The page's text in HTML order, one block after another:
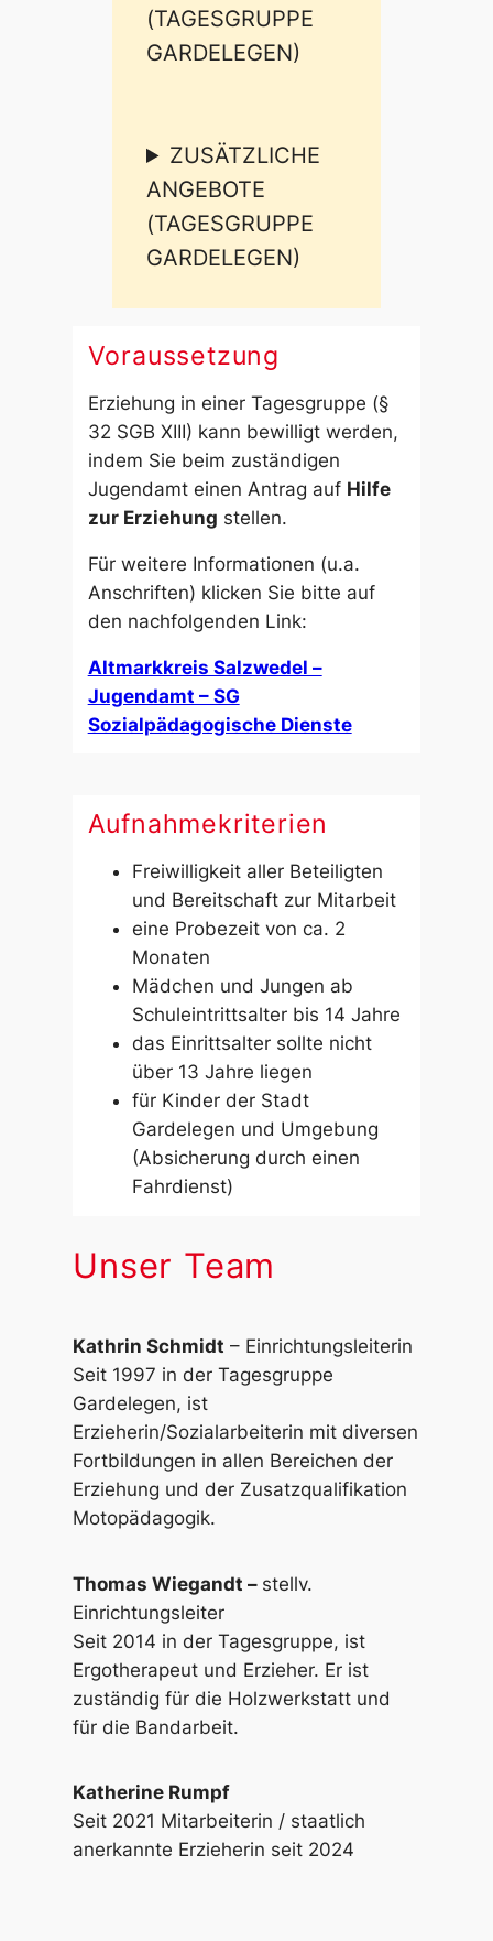
(TAGESGRUPPE
GARDELEGEN)
ZUSÄTZLICHE
ANGEBOTE
(TAGESGRUPPE
GARDELEGEN)
Voraussetzung
Erziehung in einer Tagesgruppe (§
32 SGB XIII) kann bewilligt werden,
indem Sie beim zuständigen
Jugendamt einen Antrag auf Hilfe
zur Erziehung stellen.
Für weitere Informationen (u.a.
Anschriften) klicken Sie bitte auf
den nachfolgenden Link:
Altmarkkreis Salzwedel –
Jugendamt – SG
Sozialpädagogische Dienste
Aufnahmekriterien
Freiwilligkeit aller Beteiligten
und Bereitschaft zur Mitarbeit
eine Probezeit von ca. 2
Monaten
Mädchen und Jungen ab
Schuleintrittsalter bis 14 Jahre
das Einrittsalter sollte nicht
über 13 Jahre liegen
für Kinder der Stadt
Gardelegen und Umgebung
(Absicherung durch einen
Fahrdienst)
Unser Team
Kathrin Schmidt – Einrichtungsleiterin
Seit 1997 in der Tagesgruppe
Gardelegen, ist
Erzieherin/Sozialarbeiterin mit diversen
Fortbildungen in allen Bereichen der
Erziehung und der Zusatzqualifikation
Motopädagogik.
Thomas Wiegandt – stellv.
Einrichtungsleiter
Seit 2014 in der Tagesgruppe, ist
Ergotherapeut und Erzieher. Er ist
zuständig für die Holzwerkstatt und
für die Bandarbeit.
Katherine Rumpf
Seit 2021 Mitarbeiterin / staatlich
anerkannte Erzieherin seit 2024